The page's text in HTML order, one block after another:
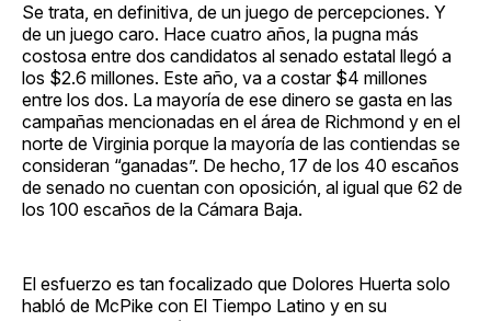
Se trata, en definitiva, de un juego de percepciones. Y
de un juego caro. Hace cuatro años, la pugna más
costosa entre dos candidatos al senado estatal llegó a
los $2.6 millones. Este año, va a costar $4 millones
entre los dos. La mayoría de ese dinero se gasta en las
campañas mencionadas en el área de Richmond y en el
norte de Virginia porque la mayoría de las contiendas se
consideran “ganadas”. De hecho, 17 de los 40 escaños
de senado no cuentan con oposición, al igual que 62 de
los 100 escaños de la Cámara Baja.
El esfuerzo es tan focalizado que Dolores Huerta solo
habló de McPike con El Tiempo Latino y en su